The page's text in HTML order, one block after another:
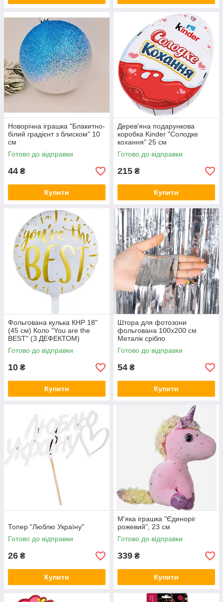
Новорічна іграшка "Блакитно-
білий градієнт з блиском" 10
см
Готово до відправки
44 ₴
Купити
Дерев'яна подарункова
коробка Kinder "Солодке
кохання" 25 см
Готово до відправки
215 ₴
Купити
Фольгована кулька КНР 18"
(45 см) Коло "You are the
BEST" (З ДЕФЕКТОМ)
Готово до відправки
10 ₴
Купити
Штора для фотозони
фольгована 100х200 см
Металік срібло
Готово до відправки
54 ₴
Купити
Топер "Люблю Україну"
Готово до відправки
26 ₴
Купити
М'яка іграшка "Єдиноріг
рожевий", 23 см
Готово до відправки
339 ₴
Купити